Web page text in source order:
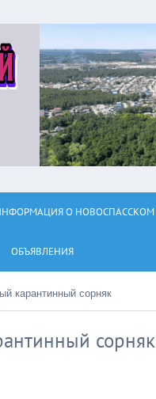
О НОВОСПАССКОМ
ОБЪЯВЛЕНИЯ
карантинный сорняк
сорняк